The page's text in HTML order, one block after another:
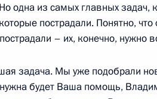
одна из самых главных задач,
пострадали. Понятно,
– их, конечно, нужно
задача. Мы уже подобрали
будет Ваша помощь,